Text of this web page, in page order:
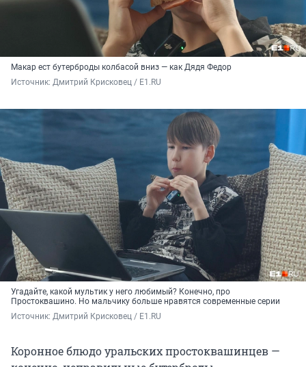
Макар ест бутерброды колбасой вниз — как Дядя Федор
Источник: Дмитрий Крисковец / E1.RU
Угадайте, какой мультик у него любимый? Конечно, про
Простоквашино. Но мальчику больше нравятся современные серии
Источник: Дмитрий Крисковец / E1.RU
Коронное блюдо уральских простоквашинцев —